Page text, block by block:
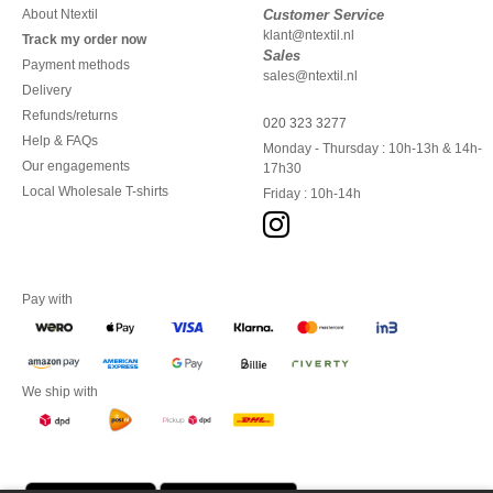
About Ntextil
Track my order now
Payment methods
Delivery
Refunds/returns
Help & FAQs
Our engagements
Local Wholesale T-shirts
Customer Service
klant@ntextil.nl
Sales
sales@ntextil.nl
020 323 3277
Monday - Thursday : 10h-13h & 14h-
17h30
Friday : 10h-14h
Pay with
We ship with